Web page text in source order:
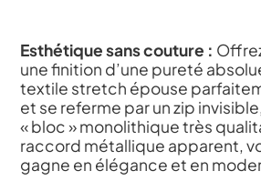
Esthétique sans couture :
une finition d’une pureté
textile stretch épouse
et se referme par un zip
« bloc » monolithique très
raccord métallique apparent,
gagne en élégance et en